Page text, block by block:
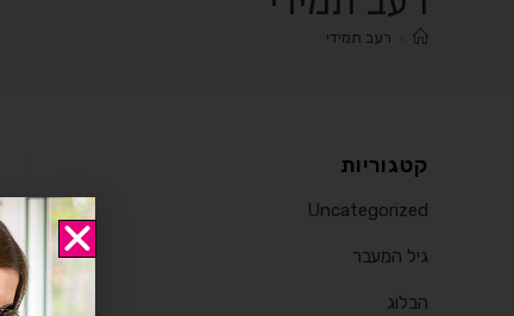
רעב תמידי
קטגוריות
Uncategorized
גיל המעבר
הבלוג